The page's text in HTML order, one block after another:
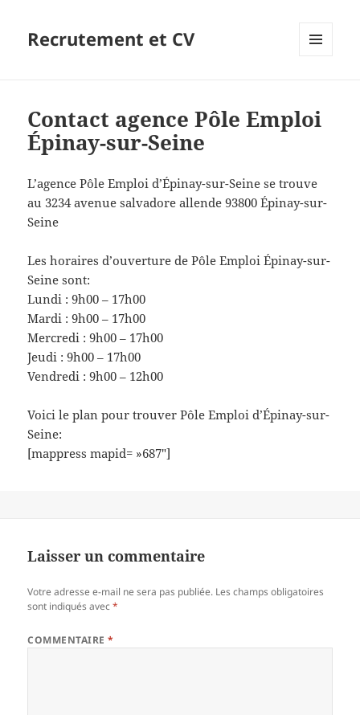
Recrutement et CV
Contact agence Pôle Emploi
Épinay-sur-Seine
L’agence Pôle Emploi d’Épinay-sur-Seine se trouve
au 3234 avenue salvadore allende 93800 Épinay-sur-
Seine
Les horaires d’ouverture de Pôle Emploi Épinay-sur-
Seine sont:
Lundi : 9h00 – 17h00
Mardi : 9h00 – 17h00
Mercredi : 9h00 – 17h00
Jeudi : 9h00 – 17h00
Vendredi : 9h00 – 12h00
Voici le plan pour trouver Pôle Emploi d’Épinay-sur-
Seine:
[mappress mapid= »687″]
Laisser un commentaire
Votre adresse e-mail ne sera pas publiée. Les champs obligatoires
sont indiqués avec*
COMMENTAIRE*